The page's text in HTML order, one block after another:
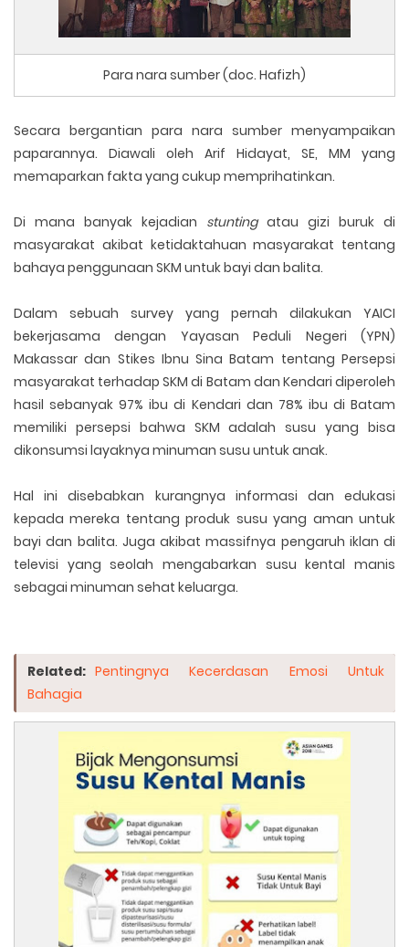
Para nara sumber (doc. Hafizh)
Secara bergantian para nara sumber menyampaikan
paparannya. Diawali oleh Arif Hidayat, SE, MM yang
memaparkan fakta yang cukup memprihatinkan.
Di mana banyak kejadian stuntingatau gizi buruk di
masyarakat akibat ketidaktahuan masyarakat tentang
bahaya penggunaan SKM untuk bayi dan balita.
Dalam sebuah survey yang pernah dilakukan YAICI
bekerjasama dengan Yayasan Peduli Negeri (YPN)
Makassar dan Stikes Ibnu Sina Batam tentang Persepsi
masyarakat terhadap SKM di Batam dan Kendari diperoleh
hasil sebanyak 97% ibu di Kendari dan 78% ibu di Batam
memiliki persepsi bahwa SKM adalah susu yang bisa
dikonsumsi layaknya minuman susu untuk anak.
Hal ini disebabkan kurangnya informasi dan edukasi
kepada mereka tentang produk susu yang aman untuk
bayi dan balita. Juga akibat massifnya pengaruh iklan di
televisi yang seolah mengabarkan susu kental manis
sebagai minuman sehat keluarga.
Related: Pentingnya Kecerdasan Emosi Untuk
Bahagia